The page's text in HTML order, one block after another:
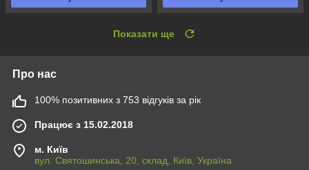
Показати ще
Про нас
100% позитивних з 753 відгуків за рік
Працює з 15.02.2018
м. Київ
вул. Святошинська, 20, склад, Київ, Україна